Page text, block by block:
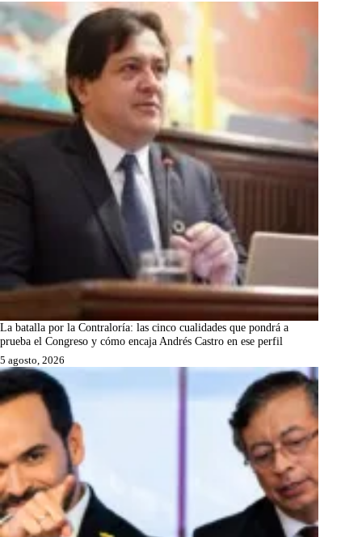
La batalla por la Contraloría: las cinco cualidades que pondrá a
prueba el Congreso y cómo encaja Andrés Castro en ese perfil
5 agosto, 2026